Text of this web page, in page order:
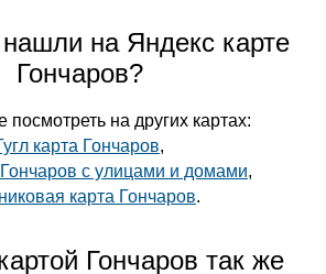
нашли на Яндекс карте
Гончаров?
посмотреть на других картах:
карта Гончаров,
с улицами и домами,
карта Гончаров.
Гончаров так же